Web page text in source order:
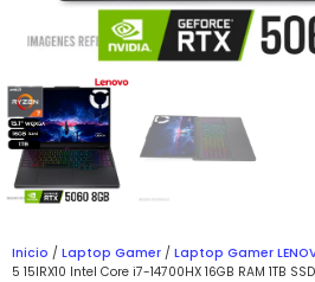
Inicio / Laptop Gamer / Laptop Gamer
5 15IRX10 Intel Core i7-14700HX 16GB RAM 1TB SSD